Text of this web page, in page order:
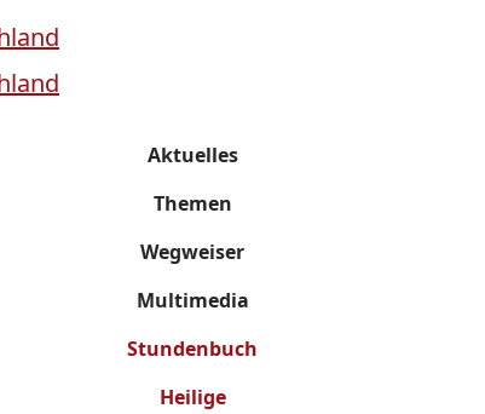
Aktuelles
Themen
Wegweiser
Multimedia
Stundenbuch
Heilige